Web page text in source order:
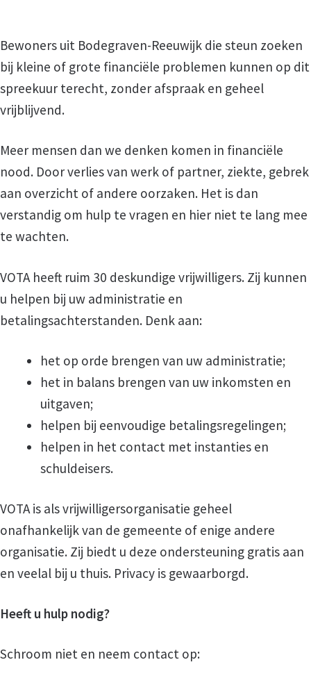
Bewoners uit Bodegraven-Reeuwijk die steun zoeken
bij kleine of grote financiële problemen kunnen op dit
spreekuur terecht, zonder afspraak en geheel
vrijblijvend.
Meer mensen dan we denken komen in financiële
nood. Door verlies van werk of partner, ziekte, gebrek
aan overzicht of andere oorzaken. Het is dan
verstandig om hulp te vragen en hier niet te lang mee
te wachten.
VOTA heeft ruim 30 deskundige vrijwilligers. Zij kunnen
u helpen bij uw administratie en
betalingsachterstanden. Denk aan:
het op orde brengen van uw administratie;
het in balans brengen van uw inkomsten en
uitgaven;
helpen bij eenvoudige betalingsregelingen;
helpen in het contact met instanties en
schuldeisers.
VOTA is als vrijwilligersorganisatie geheel
onafhankelijk van de gemeente of enige andere
organisatie. Zij biedt u deze ondersteuning gratis aan
en veelal bij u thuis. Privacy is gewaarborgd.
Heeft u hulp nodig?
Schroom niet en neem contact op: